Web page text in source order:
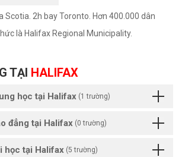
Scotia. 2h bay Toronto. Hơn 400.000 dân
là Halifax Regional Municipality.
TẠI HALIFAX
học tại Halifax (1 trường)
đẳng tại Halifax (0 trường)
học tại Halifax (5 trường)